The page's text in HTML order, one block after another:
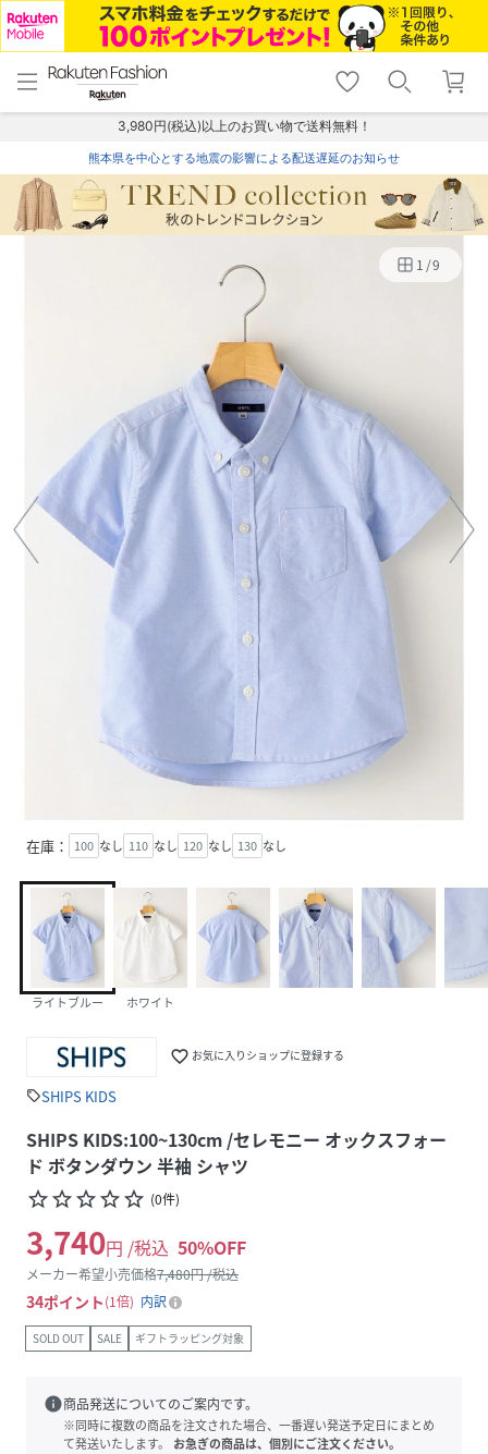
menu home
トップ
shopping_cart lock_outline
ログイン
3,980円(税込)以上のお買い物で送料無料！
熊本県を中心とする地震の影響による配送遅延のお知らせ
1 /9
在庫： 100 なし 110 なし 120 なし 130 なし
ライトブルー ホワイト
favorite_border お気に入りショップに登録する
sellSHIPS KIDS
SHIPS KIDS:100~130cm /セレモニー オックスフォー
ド ボタンダウン 半袖 シャツ
star_borderstar_borderstar_borderstar_borderstar_border (0件)
3,740円 /税込 50%OFF
メーカー希望小売価格7,480円 /税込
34ポイント 1倍 内訳
SOLD OUT SALE ギフトラッピング対象
info商品発送についてのご案内です。
※同時に複数の商品を注文された場合、一番遅い発送予定日にまとめ
て発送いたします。
お急ぎの商品は、個別にご注文ください。